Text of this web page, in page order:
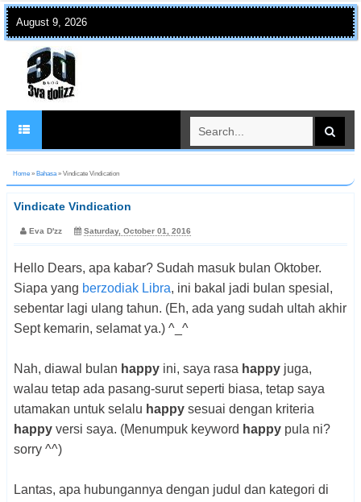
August 9, 2026
Home » Bahasa» Vindicate Vindication
Vindicate Vindication
Eva D'zz Saturday, October 01, 2016
Hello Dears, apa kabar? Sudah masuk bulan Oktober.
Siapa yang berzodiak Libra, ini bakal jadi bulan spesial,
sebentar lagi ulang tahun. (Eh, ada yang sudah ultah akhir
Sept kemarin, selamat ya.) ^_^
Nah, diawal bulan happy ini, saya rasa happy juga,
walau tetap ada pasang-surut seperti biasa, tetap saya
utamakan untuk selalu happy sesuai dengan kriteria
happy versi saya. (Menumpuk keyword happy pula ni?
sorry ^^)
Lantas, apa hubungannya dengan judul dan kategori di